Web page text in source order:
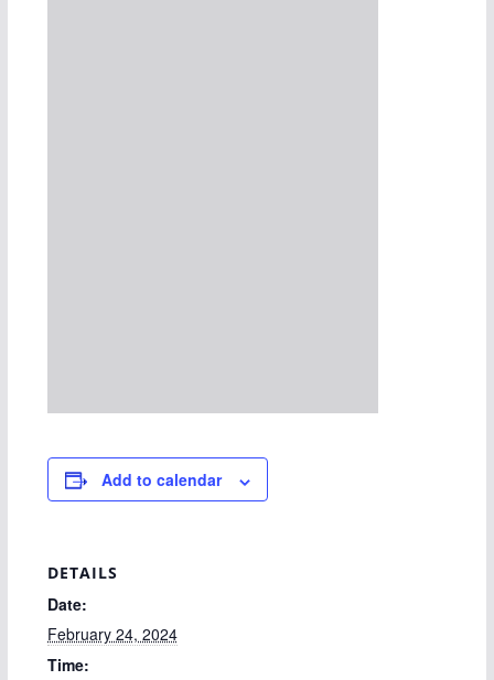
Add to calendar
DETAILS
Date:
February 24, 2024
Time: